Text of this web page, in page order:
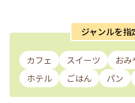
ジャンルを指
カフェ スイーツ おみ
ホテル
ごはん パン